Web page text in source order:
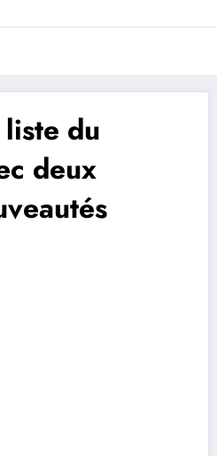
Trivela
L'actualité du football
du
deux